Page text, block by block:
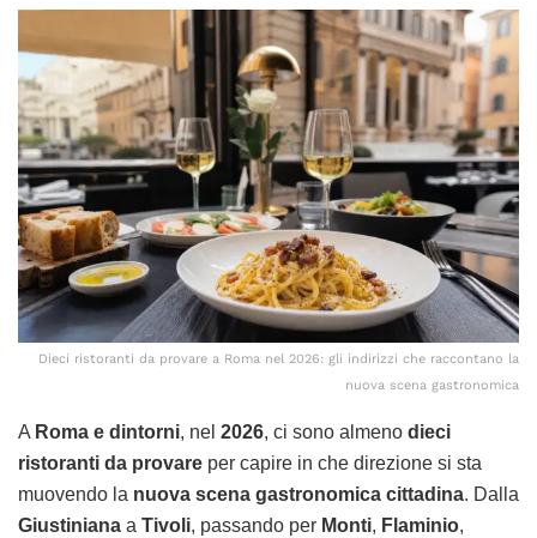
Dieci ristoranti da provare a Roma nel 2026: gli indirizzi che raccontano la
nuova scena gastronomica
A Roma e dintorni, nel 2026, ci sono almeno dieci
ristoranti da provare per capire in che direzione si sta
muovendo la nuova scena gastronomica cittadina. Dalla
Giustiniana a Tivoli, passando per Monti, Flaminio,